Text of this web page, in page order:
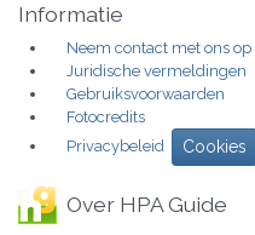
Informatie
Neem contact met ons op
Juridische vermeldingen
Gebruiksvoorwaarden
Fotocredits
Privacybeleid
Cookies
Over HPA Guide